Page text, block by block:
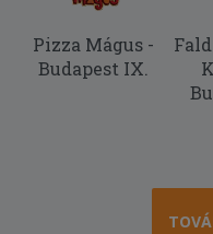
Pizza Mágus -
Budapest IX.